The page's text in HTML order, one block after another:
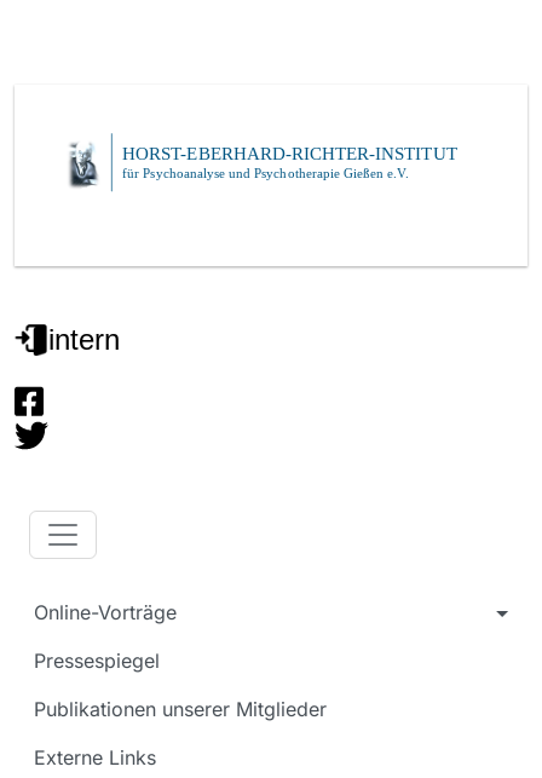
Online-Vorträge
Pressespiegel
Publikationen unserer Mitglieder
Externe Links